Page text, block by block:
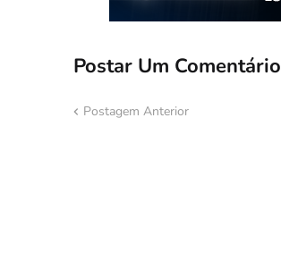
Postar Um Comentário
Postagem Anterior